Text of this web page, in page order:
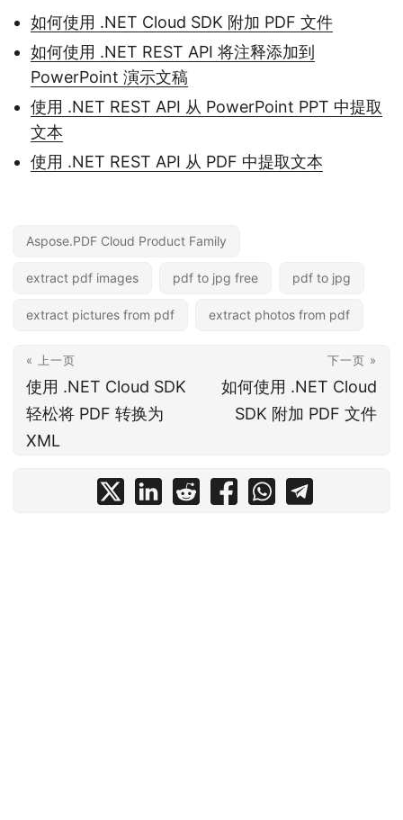
如何使用 .NET Cloud SDK 附加 PDF 文件
如何使用 .NET REST API 将注释添加到
PowerPoint 演示文稿
使用 .NET REST API 从 PowerPoint PPT 中提取
文本
使用 .NET REST API 从 PDF 中提取文本
Aspose.PDF Cloud Product Family
extract pdf images pdf to jpg free pdf to jpg
extract pictures from pdf extract photos from pdf
« 上一页
使用 .NET Cloud SDK
轻松将 PDF 转换为
XML
下一页 »
如何使用 .NET Cloud
SDK 附加 PDF 文件